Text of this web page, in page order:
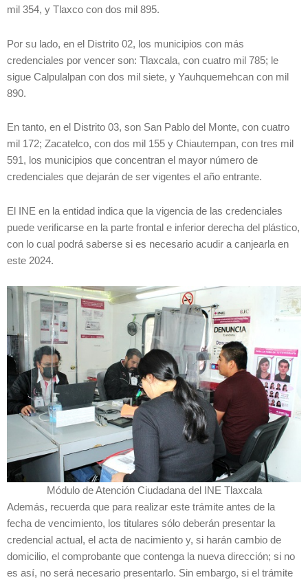
mil 354, y Tlaxco con dos mil 895.
Por su lado, en el Distrito 02, los municipios con más
credenciales por vencer son: Tlaxcala, con cuatro mil 785; le
sigue Calpulalpan con dos mil siete, y Yauhquemehcan con mil
890.
En tanto, en el Distrito 03, son San Pablo del Monte, con cuatro
mil 172; Zacatelco, con dos mil 155 y Chiautempan, con tres mil
591, los municipios que concentran el mayor número de
credenciales que dejarán de ser vigentes el año entrante.
El INE en la entidad indica que la vigencia de las credenciales
puede verificarse en la parte frontal e inferior derecha del plástico,
con lo cual podrá saberse si es necesario acudir a canjearla en
este 2024.
Módulo de Atención Ciudadana del INE Tlaxcala
Además, recuerda que para realizar este trámite antes de la
fecha de vencimiento, los titulares sólo deberán presentar la
credencial actual, el acta de nacimiento y, si harán cambio de
domicilio, el comprobante que contenga la nueva dirección; si no
es así, no será necesario presentarlo. Sin embargo, si el trámite